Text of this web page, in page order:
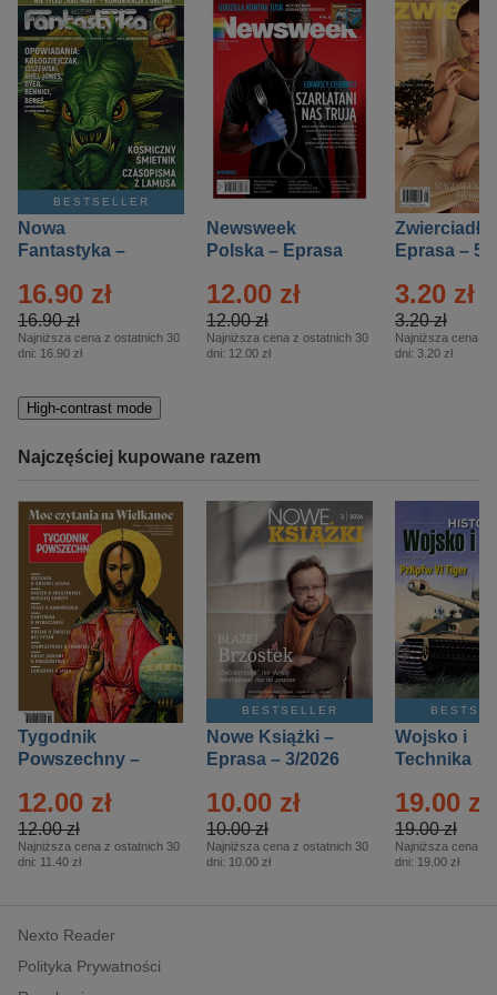
BESTSELLER
Nowa
Fantastyka –
16.90 zł
16.90 zł
Najniższa cena z ostatnich 30
dni: 16.90 zł
Newsweek
Polska – Eprasa
12.00 zł
12.00 zł
Najniższa cena z ostatnich 30
dni: 12.00 zł
Zwierciadło
Eprasa – 5/
3.20 zł
3.20 zł
Najniższa cena z
dni: 3.20 zł
High-contrast mode
Najczęściej kupowane razem
Tygodnik
Powszechny –
12.00 zł
12.00 zł
Najniższa cena z ostatnich 30
dni: 11.40 zł
BESTSELLER
Nowe Książki –
Eprasa – 3/2026
10.00 zł
10.00 zł
Najniższa cena z ostatnich 30
dni: 10.00 zł
Wojsko i
Technika
– 2/2026
19.00 zł
19.00 zł
Najniższa cena z
dni: 19.00 zł
Nexto Reader
Polityka Prywatności